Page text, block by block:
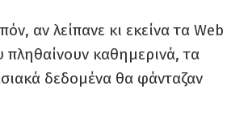
αν λείπανε κι εκείνα τα Web
πληθαίνουν καθημερινά,τα
δεδομένα θα φάνταζαν